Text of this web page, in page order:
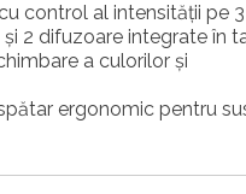
control al intensității pe
2 difuzoare integrate în
a culorilor și
ergonomic pentru